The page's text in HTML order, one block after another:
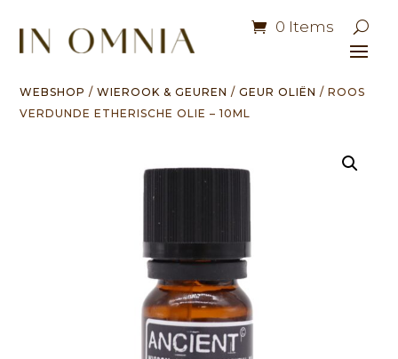
0 Items
WEBSHOP /WIEROOK & GEUREN /GEUR OLIËN / ROOS
VERDUNDE ETHERISCHE OLIE – 10ML